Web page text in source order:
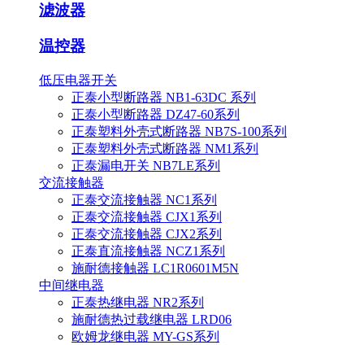
滤波器
温控器
低压电器开关
正泰小型断路器 NB1-63DC 系列
正泰小型断路器 DZ47-60系列
正泰塑料外壳式断路器 NB7S-100系列
正泰塑料外壳式断路器 NM1系列
正泰漏电开关 NB7LE系列
交流接触器
正泰交流接触器 NC1系列
正泰交流接触器 CJX1系列
正泰交流接触器 CJX2系列
正泰直流接触器 NCZ1系列
施耐德接触器 LC1R0601M5N
中间继电器
正泰热继电器 NR2系列
施耐德热过载继电器 LRD06
欧姆龙继电器 MY-GS系列